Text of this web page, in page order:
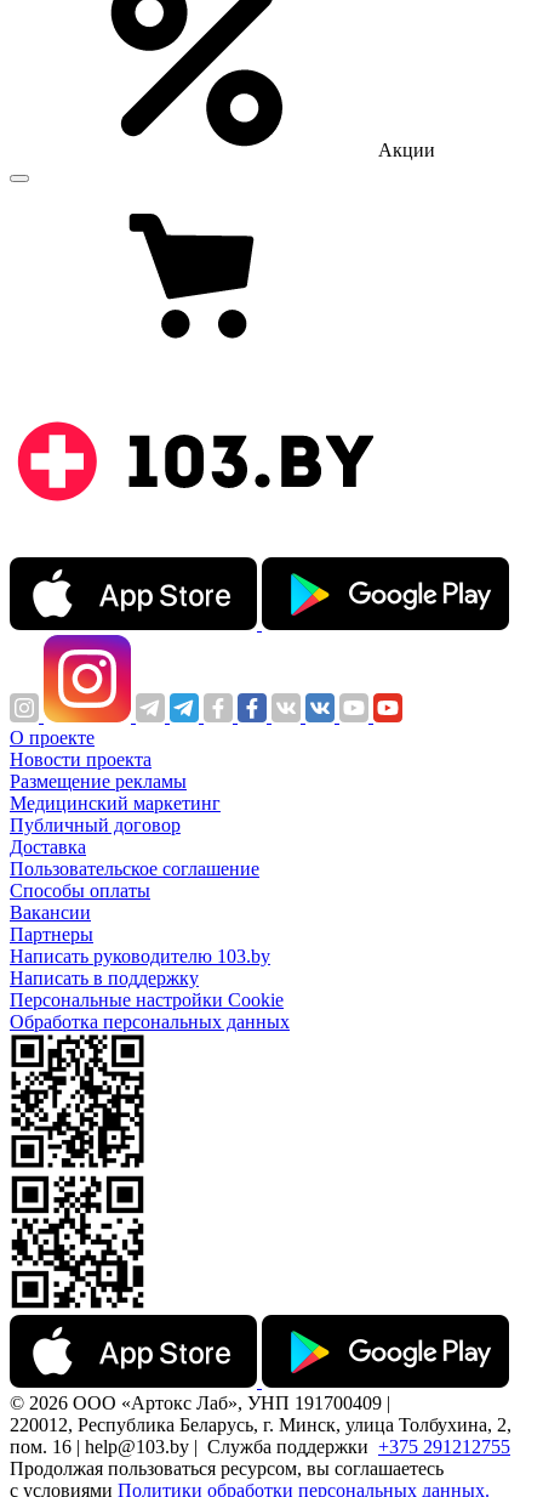
Акции
О проекте
Новости проекта
Размещение рекламы
Медицинский маркетинг
Публичный договор
Доставка
Пользовательское соглашение
Способы оплаты
Вакансии
Партнеры
Написать руководителю 103.by
Написать в поддержку
Персональные настройки Cookie
Обработка персональных данных
© 2026 ООО «Артокс Лаб», УНП 191700409 |
220012, Республика Беларусь, г. Минск, улица Толбухина, 2,
пом. 16 | help@103.by | Служба поддержки +375 291212755
Продолжая пользоваться ресурсом, вы соглашаетесь
с условиями Политики обработки персональных данных.